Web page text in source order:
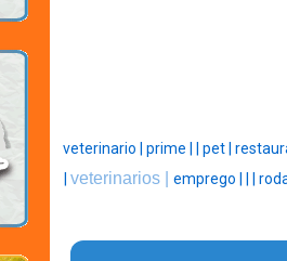
veterinario | prime | pet |
veterinarios | emprego |